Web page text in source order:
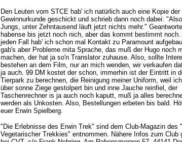
Den Leuten vom STCE hab' ich natürlich auch eine Kopie der
Gewinnurkunde geschickt und schrieb dann noch dabei:
Jungs, unter Zehntausend läuft jetzt nichts mehr."
habense bis jetzt noch nich, aber das kommt bestimmt noch.
jeden Fall hab' ich schon mal Kontakt zu Paramount
gab's aber Probleme mita Sprache, das muß der Hugo noch
machen, der hat ja so'n Translator zuhause. Also, sollte
bestehen an dem Film, nur an mich wenden, wir verkaufen
ja auch. 99 DM kostet der schon, immerhin ist der Eintritt in
Tierpark zu berechnen, die Reinigung meiner Uniform, weil
über sonne Ziege gestolpert bin und inne Jauche reinfiel, der
Taschenrechner is ja auch noch kaputt, muß ja alles
werden als Unkosten. Also, Bestellungen erbeten bis bald.
euer Erwin Spielberg.
"Die Erlebnisse des Erwin Trek" sind dem Club-Magazin des
Vegetarischer Trekkies" entnommen. Nähere Infos zum Club